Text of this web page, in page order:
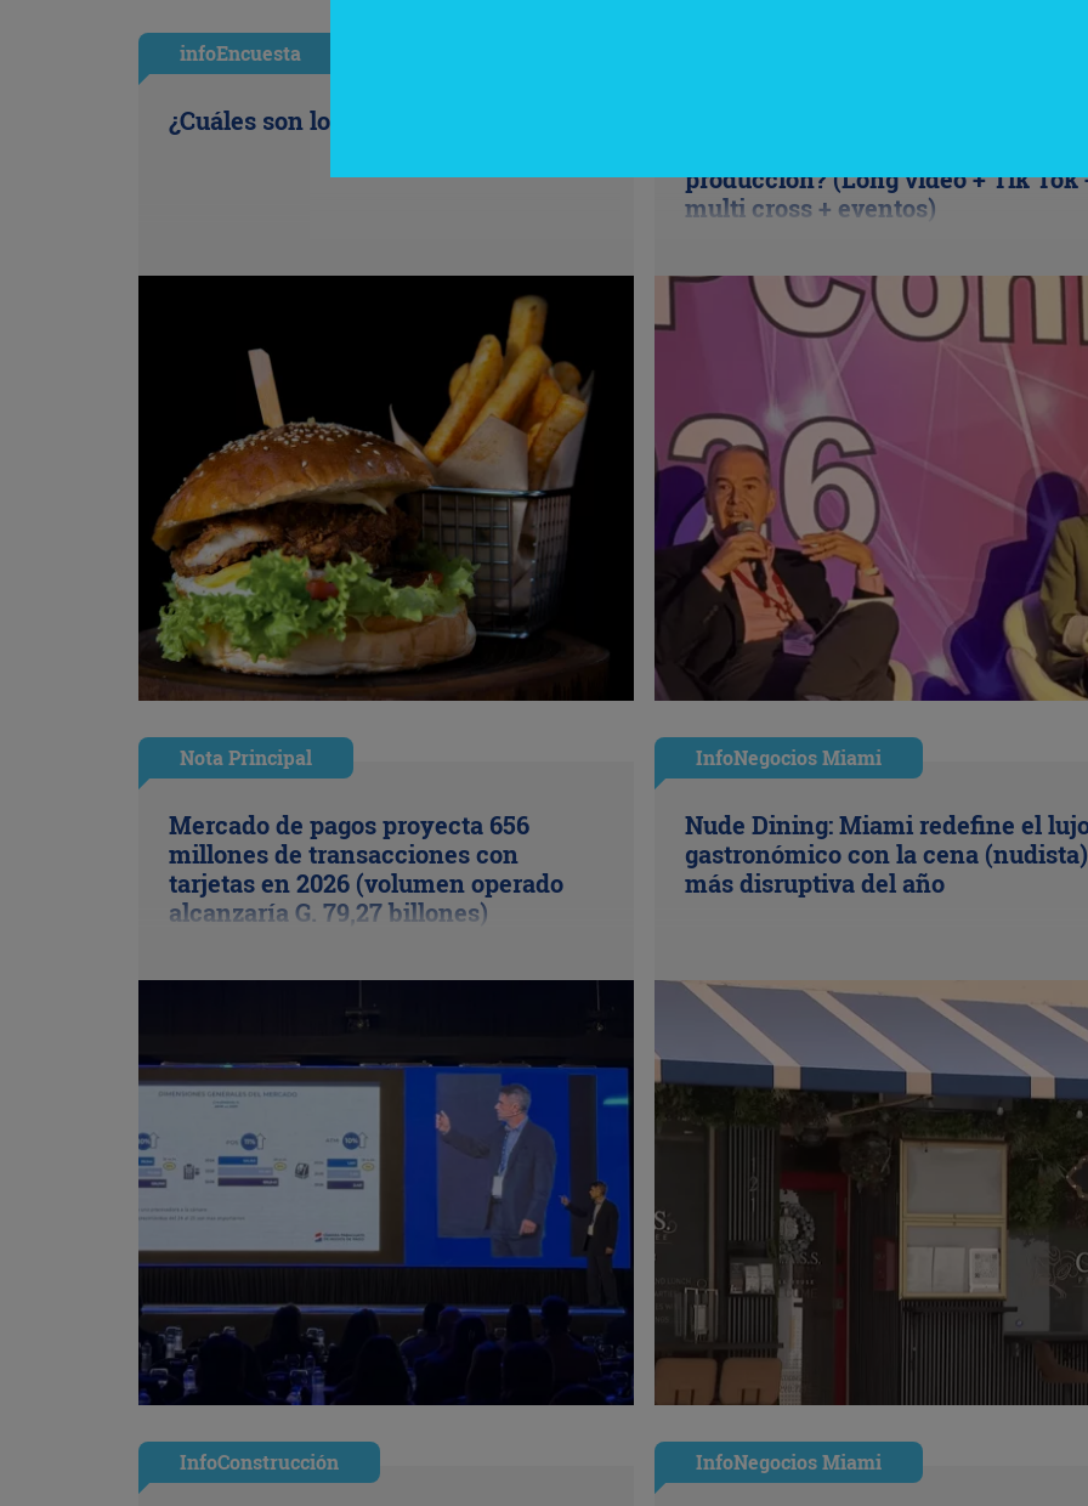
infoEncuesta
¿Cuáles son los antojos de la oficina?
producción? (Long video + Tik Tok
multi cross + eventos)
Nota Principal
Mercado de pagos proyecta 656
millones de transacciones con
tarjetas en 2026 (volumen operado
alcanzaría G. 79,27 billones)
InfoNegocios Miami
Nude Dining: Miami redefine el
gastronómico con la cena (nudista)
más disruptiva del año
InfoConstrucción InfoNegocios Miami